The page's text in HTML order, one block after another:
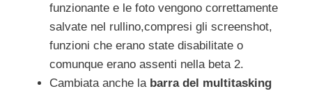
funzionante e le foto vengono correttamente
salvate nel rullino,compresi gli screenshot,
funzioni che erano state disabilitate o
comunque erano assenti nella beta 2.
Cambiata anche la barra del multitasking